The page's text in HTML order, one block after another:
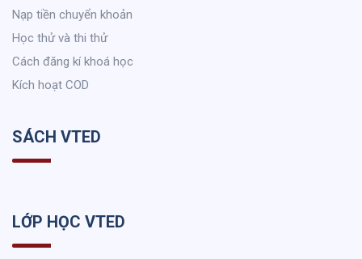
Nạp tiền chuyển khoản
Học thử và thi thử
Cách đăng kí khoá học
Kích hoạt COD
SÁCH VTED
LỚP HỌC VTED